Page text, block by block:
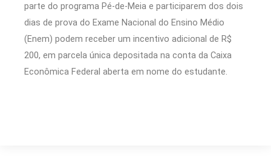
parte do programa Pé-de-Meia e participarem dos dois
dias de prova do Exame Nacional do Ensino Médio
(Enem) podem receber um incentivo adicional de R$
200, em parcela única depositada na conta da Caixa
Econômica Federal aberta em nome do estudante.